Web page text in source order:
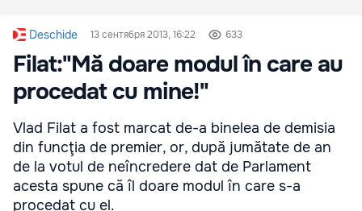
Deschide 13 сентября 2013, 16:22 633
Filat:"Mă doare modul în care au
procedat cu mine!"
Vlad Filat a fost marcat de-a binelea de demisia
din funcţia de premier, or, după jumătate de an
de la votul de neîncredere dat de Parlament
acesta spune că îl doare modul în care s-a
procedat cu el.